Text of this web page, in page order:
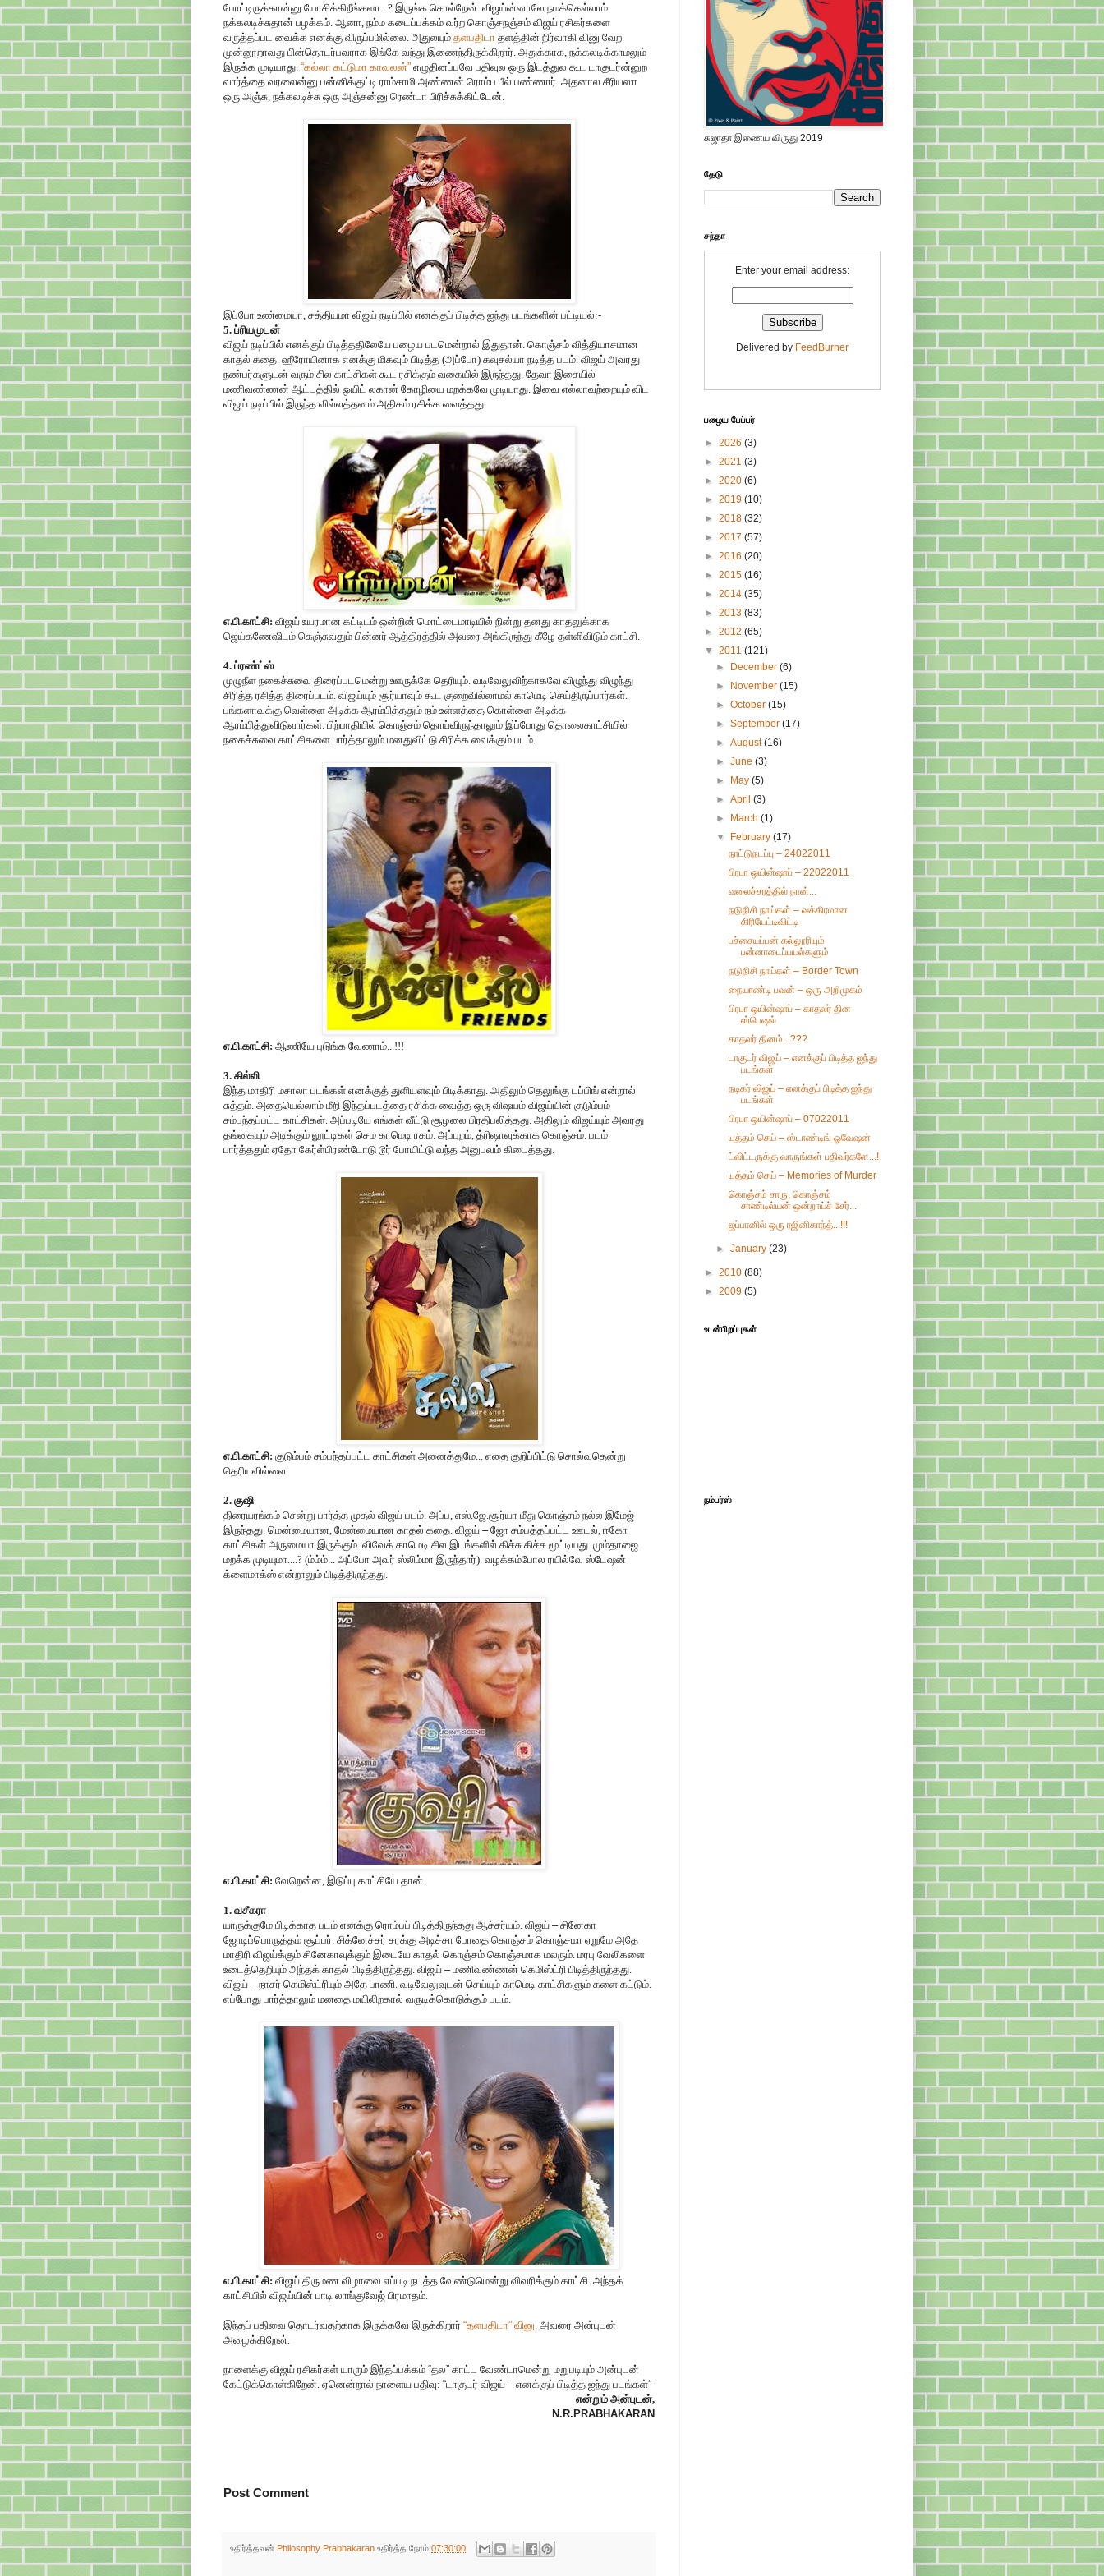
போட்டிருக்கான்னு யோசிக்கிறீங்களா...? இருங்க சொல்றேன். விஜய்ன்னாலே நமக்கெல்லாம்
நக்கலடிச்சுதான் பழக்கம். ஆனா, நம்ம கடைப்பக்கம் வர்ற கொஞ்சநஞ்சம் விஜய் ரசிகர்களை
வருத்தப்பட வைக்க எனக்கு விருப்பமில்லை. அதுலயும் தளபதிடா தளத்தின் நிர்வாகி வினு வேற
முன்னூறாவது பின்தொடர்பவராக இங்கே வந்து இணைந்திருக்கிறார். அதுக்காக, நக்கலடிக்காமலும்
இருக்க முடியாது. “கல்லா கட்டுமா காவலன்” எழுதினப்பவே பதிவுல ஒரு இடத்துல கூட டாகுடர்ன்னுற
வார்த்தை வரலைன்னு பன்னிக்குட்டி ராம்சாமி அண்ணன் ரொம்ப பீல் பண்ணார். அதனால சீரியஸா
ஒரு அஞ்சு, நக்கலடிச்சு ஒரு அஞ்சுன்னு ரெண்டா பிரிச்சுக்கிட்டேன்.
இப்போ உண்மையா, சத்தியமா விஜய் நடிப்பில் எனக்குப் பிடித்த ஐந்து படங்களின் பட்டியல்:-
5. ப்ரியமுடன்
விஜய் நடிப்பில் எனக்குப் பிடித்ததிலேயே பழைய படமென்றால் இதுதான். கொஞ்சம் வித்தியாசமான
காதல் கதை. ஹீரோயினாக எனக்கு மிகவும் பிடித்த (அப்போ) கவுசல்யா நடித்த படம். விஜய் அவரது
நண்பர்களுடன் வரும் சில காட்சிகள் கூட ரசிக்கும் வகையில் இருந்தது. தேவா இசையில்
மணிவண்ணன் ஆட்டத்தில் ஒயிட் லகான் கோழியை மறக்கவே முடியாது. இவை எல்லாவற்றையும் விட
விஜய் நடிப்பில் இருந்த வில்லத்தனம் அதிகம் ரசிக்க வைத்தது.
எ.பி.காட்சி: விஜய் உயரமான கட்டிடம் ஒன்றின் மொட்டைமாடியில் நின்று தனது காதலுக்காக
ஜெய்கணேஷிடம் கெஞ்சுவதும் பின்னர் ஆத்திரத்தில் அவரை அங்கிருந்து கீழே தள்ளிவிடும் காட்சி.
4. ப்ரண்ட்ஸ்
முழுநீள நகைச்சுவை திரைப்படமென்று ஊருக்கே தெரியும். வடிவேலுவிற்காகவே விழுந்து விழுந்து
சிரித்த ரசித்த திரைப்படம். விஜய்யும் சூர்யாவும் கூட குறைவில்லாமல் காமெடி செய்திருப்பார்கள்.
பங்களாவுக்கு வெள்ளை அடிக்க ஆரம்பித்ததும் நம் உள்ளத்தை கொள்ளை அடிக்க
ஆரம்பித்துவிடுவார்கள். பிற்பாதியில் கொஞ்சம் தொய்விருந்தாலும் இப்போது தொலைகாட்சியில்
நகைச்சுவை காட்சிகளை பார்த்தாலும் மனதுவிட்டு சிரிக்க வைக்கும் படம்.
எ.பி.காட்சி: ஆணியே புடுங்க வேணாம்...!!!
3. கில்லி
இந்த மாதிரி மசாலா படங்கள் எனக்குத் துளியளவும் பிடிக்காது. அதிலும் தெலுங்கு டப்பிங் என்றால்
சுத்தம். அதையெல்லாம் மீறி இந்தப்படத்தை ரசிக்க வைத்த ஒரு விஷயம் விஜய்யின் குடும்பம்
சம்பந்தப்பட்ட காட்சிகள். அப்படியே எங்கள் வீட்டு சூழலை பிரதிபலித்தது. அதிலும் விஜய்யும் அவரது
தங்கையும் அடிக்கும் லூட்டிகள் செம காமெடி ரகம். அப்புறம், த்ரிஷாவுக்காக கொஞ்சம். படம்
பார்த்ததும் ஏதோ கேர்ள்பிரண்டோடு டூர் போயிட்டு வந்த அனுபவம் கிடைத்தது.
எ.பி.காட்சி: குடும்பம் சம்பந்தப்பட்ட காட்சிகள் அனைத்துமே... எதை குறிப்பிட்டு சொல்வதென்று
தெரியவில்லை.
2. குஷி
திரையரங்கம் சென்று பார்த்த முதல் விஜய் படம். அப்ப, எஸ்.ஜே.சூர்யா மீது கொஞ்சம் நல்ல இமேஜ்
இருந்தது. மென்மையான, மேன்மையான காதல் கதை. விஜய் –ஜோ சம்பத்தப்பட்ட ஊடல், ஈகோ
காட்சிகள் அருமையா இருக்கும். விவேக் காமெடி சில இடங்களில் கிச்சு கிச்சு மூட்டியது. மும்தாஜை
மறக்க முடியுமா....? (ம்ம்ம்... அப்போ அவர் ஸ்லிம்மா இருந்தார்). வழக்கம்போல ரயில்வே ஸ்டேஷன்
க்ளைமாக்ஸ் என்றாலும் பிடித்திருந்தது.
எ.பி.காட்சி: வேறென்ன, இடுப்பு காட்சியே தான்.
1. வசீகரா
யாருக்குமே பிடிக்காத படம் எனக்கு ரொம்பப் பிடித்திருந்தது ஆச்சர்யம். விஜய் –சினேகா
ஜோடிப்பொருத்தம் சூப்பர். சிக்னேச்சர் சரக்கு அடிச்சா போதை கொஞ்சம் கொஞ்சமா ஏறுமே அதே
மாதிரி விஜய்க்கும் சினேகாவுக்கும் இடையே காதல் கொஞ்சம் கொஞ்சமாக மலரும். மரபு வேலிகளை
உடைத்தெறியும் அந்தக் காதல் பிடித்திருந்தது. விஜய் –மணிவண்ணன் கெமிஸ்ட்ரி பிடித்திருந்தது.
விஜய் –நாசர் கெமிஸ்ட்ரியும் அதே பாணி. வடிவேலுவுடன் செய்யும் காமெடி காட்சிகளும் களை கட்டும்.
எப்போது பார்த்தாலும் மனதை மயிலிறகால் வருடிக்கொடுக்கும் படம்.
எ.பி.காட்சி: விஜய் திருமண விழாவை எப்படி நடத்த வேண்டுமென்று விவரிக்கும் காட்சி. அந்தக்
காட்சியில் விஜய்யின் பாடி லாங்குவேஜ் பிரமாதம்.
இந்தப் பதிவை தொடர்வதற்காக இருக்கவே இருக்கிறார் “தளபதிடா” வினு . அவரை அன்புடன்
அழைக்கிறேன்.
நாளைக்கு விஜய் ரசிகர்கள் யாரும் இந்தப்பக்கம் “தல” காட்ட வேண்டாமென்று மறுபடியும் அன்புடன்
கேட்டுக்கொள்கிறேன். ஏனென்றால் நாளைய பதிவு: “டாகுடர் விஜய் –எனக்குப் பிடித்த ஐந்து படங்கள்”
என்றும் அன்புடன்,
N.R.PRABHAKARAN
Post Comment
உதிர்த்தவன் Philosophy Prabhakaran உதிர்த்த நேரம் 07:30:00
சுஜாதா இணைய விருது 2019
தேடு
சந்தா
Enter your email address:
Delivered by FeedBurner
பழைய பேப்பர்
► 2026 (3)
► 2021 (3)
► 2020 (6)
► 2019 (10)
► 2018 (32)
► 2017 (57)
► 2016 (20)
► 2015 (16)
► 2014 (35)
► 2013 (83)
► 2012 (65)
▼ 2011 (121)
►
December(6)
►
November(15)
►October(15)
►September(17)
►August(16)
►June(3)
►
May(5)
►April(3)
►
March(1)
▼
February(17)
நாட்டுநடப்பு – 24022011
பிரபா ஒயின்ஷாப் – 22022011
வலைச்சரத்தில் நான்...
நடுநிசி நாய்கள் – வக்கிரமான
கிரியேட்டிவிட்டி
பச்சையப்பன் கல்லூரியும்
பன்னாடைப்பயல்களும்
நடுநிசி நாய்கள் – Border Town
நையாண்டி பவன் – ஒரு அறிமுகம்
பிரபா ஒயின்ஷாப் – காதலர் தின
ஸ்பெஷல்
காதலர் தினம்...???
டாகுடர் விஜய் – எனக்குப் பிடித்த ஐந்து
படங்கள்
நடிகர் விஜய் – எனக்குப் பிடித்த ஐந்து
படங்கள்
பிரபா ஒயின்ஷாப் – 07022011
யுத்தம் செய் – ஸ்டாண்டிங் ஓவேஷன்
ட்விட்டருக்கு வாருங்கள் பதிவர்களே...!
யுத்தம் செய் – Memories of Murder
கொஞ்சம் சாரு, கொஞ்சம்
சாண்டில்யன் ஒன்றாய்ச் சேர்...
ஜப்பானில் ஒரு ரஜினிகாந்த்...!!!
►January(23)
► 2010 (88)
► 2009 (5)
உடன்பிறப்புகள்
நம்பர்ஸ்